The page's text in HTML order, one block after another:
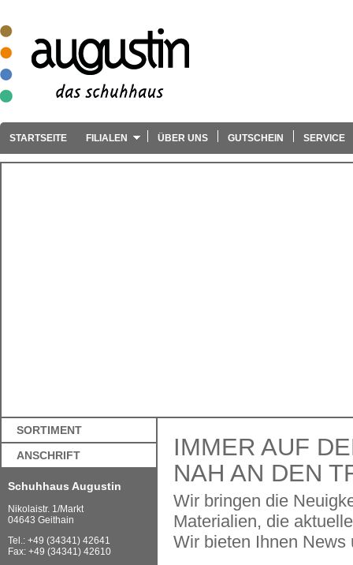
STARTSEITE FILIALEN ÜBER UNS GUTSCHEIN SERVICE
SORTIMENT
ANSCHRIFT
Schuhhaus Augustin
Nikolaistr. 1/Markt
04643 Geithain
Tel.: +49 (34341) 42641
Fax: +49 (34341) 42610
IMMER AUF
NAH AN DEN
Wir bringen die
Materialien, die
Wir bieten Ihnen News